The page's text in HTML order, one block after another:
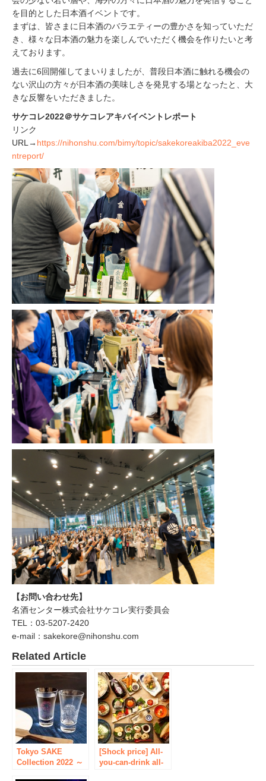
を目的とした日本酒イベントです。
まずは、皆さまに日本酒のバラエティーの豊かさを知っていただ
き、様々な日本酒の魅力を楽しんでいただく機会を作りたいと考
えております。
過去に6回開催してまいりましたが、普段日本酒に触れる機会の
ない沢山の方々が日本酒の美味しさを発見する場となったと、大
きな反響をいただきました。
サケコレ2022＠サケコレアキバイベントレポート
リンク
URL→ https://nihonshu.com/bimy/topic/sakekoreakiba2022_eve
ntreport/
【お問い合わせ先】
名酒センター株式会社サケコレ実行委員会
TEL：03-5207-2420
e-mail：sakekore@nihonshu.com
Related Article
Tokyo SAKE
Collection 2022 ～
[Shock price] All-
you-can-drink all-